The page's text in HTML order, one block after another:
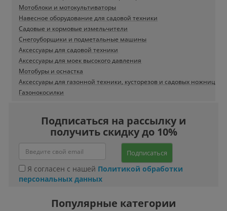
Мотоблоки и мотокультиваторы
Навесное оборудование для садовой техники
Садовые и кормовые измельчители
Снегоуборщики и подметальные машины
Аксессуары для садовой техники
Аксессуары для моек высокого давления
Мотобуры и оснастка
Аксессуары для газонной техники, кусторезов и садовых ножниц
Газонокосилки
Подписаться на рассылку и
получить скидку до 10%
Подписаться
Я согласен с нашей Политикой обработки
персональных данных
Популярные категории